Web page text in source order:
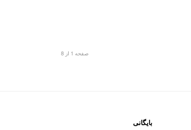
صفحه 1 از 8
بایگانی